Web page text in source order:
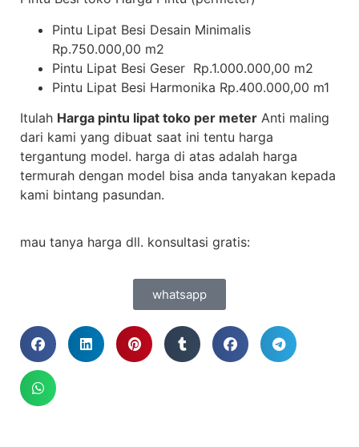
Pintu Lipat Besi Desain Minimalis
Rp.750.000,00 m2
Pintu Lipat Besi Geser Rp.1.000.000,00 m2
Pintu Lipat Besi Harmonika Rp.400.000,00 m1
Itulah Harga pintu lipat toko per meter Anti maling
dari kami yang dibuat saat ini tentu harga
tergantung model. harga di atas adalah harga
termurah dengan model bisa anda tanyakan kepada
kami bintang pasundan.
mau tanya harga dll. konsultasi gratis:
whatsapp